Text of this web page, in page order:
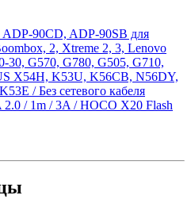
ADP-90CD, ADP-90SB для
2, Xtreme 2, 3, Lenovo
30, G570, G780, G505, G710,
X54H, K53U, K56CB, N56DY,
/ Без сетевого кабеля
/ 1m / 3A / HOCO X20 Flash